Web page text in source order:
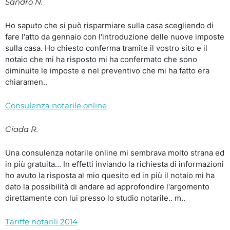
Ho saputo che si può risparmiare sulla casa scegliendo di
fare l'atto da gennaio con l'introduzione delle nuove imposte
sulla casa. Ho chiesto conferma tramite il vostro sito e il
notaio che mi ha risposto mi ha confermato che sono
diminuite le imposte e nel preventivo che mi ha fatto era
chiaramen..
Consulenza notarile online
Giada R.
Una consulenza notarile online mi sembrava molto strana ed
in più gratuita… In effetti inviando la richiesta di informazioni
ho avuto la risposta al mio quesito ed in più il notaio mi ha
dato la possibilità di andare ad approfondire l'argomento
direttamente con lui presso lo studio notarile.. m..
Tariffe notarili 2014